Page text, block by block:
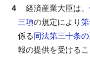
４ 経済産業大臣は、
三項の規定により
係る同法第三十条
報の提供を受ける